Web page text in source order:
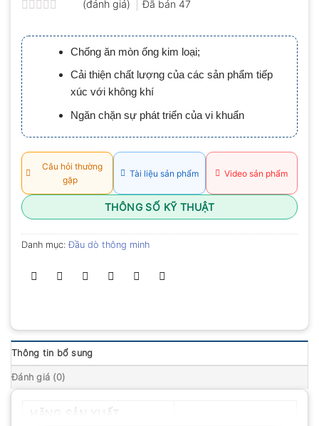
xếp
hạng
0.0
5
sao
(đánh giá) Đã bán 47
Chống ăn mòn ống kim loại;
Cải thiện chất lượng của các sản phẩm tiếp
xúc với không khí
Ngăn chặn sự phát triển của vi khuẩn
Câu hỏi thường
gặp
Tài liệu sản phẩm Video sản phẩm
THÔNG SỐ KỸ THUẬT
Danh mục:Đầu dò thông minh
Thông tin bổ sung
Đánh giá (0)